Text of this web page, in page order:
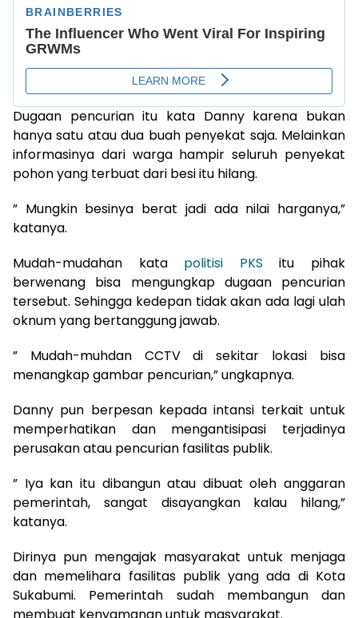
Dugaan pencurian itu kata Danny karena bukan
hanya satu atau dua buah penyekat saja. Melainkan
informasinya dari warga hampir seluruh penyekat
pohon yang terbuat dari besi itu hilang.
” Mungkin besinya berat jadi ada nilai harganya,”
katanya.
Mudah-mudahan kata politisi PKS itu pihak
berwenang bisa mengungkap dugaan pencurian
tersebut. Sehingga kedepan tidak akan ada lagi ulah
oknum yang bertanggung jawab.
” Mudah-muhdan CCTV di sekitar lokasi bisa
menangkap gambar pencurian,” ungkapnya.
Danny pun berpesan kepada intansi terkait untuk
memperhatikan dan mengantisipasi terjadinya
perusakan atau pencurian fasilitas publik.
” Iya kan itu dibangun atau dibuat oleh anggaran
pemerintah, sangat disayangkan kalau hilang,”
katanya.
Dirinya pun mengajak masyarakat untuk menjaga
dan memelihara fasilitas publik yang ada di Kota
Sukabumi. Pemerintah sudah membangun dan